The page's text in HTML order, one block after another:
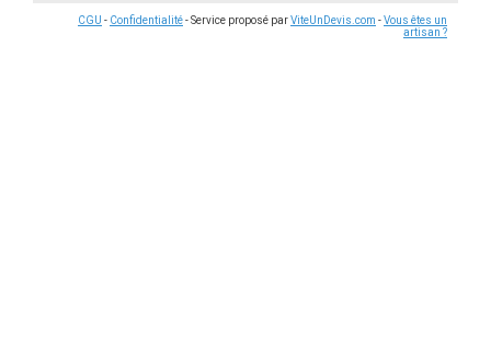
CGU - Confidentialité- Service proposé parViteUnDevis.com -Vous êtes un
artisan ?